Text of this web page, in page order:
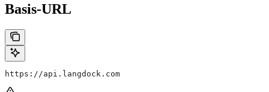
Basis-URL
https://api.langdock.com